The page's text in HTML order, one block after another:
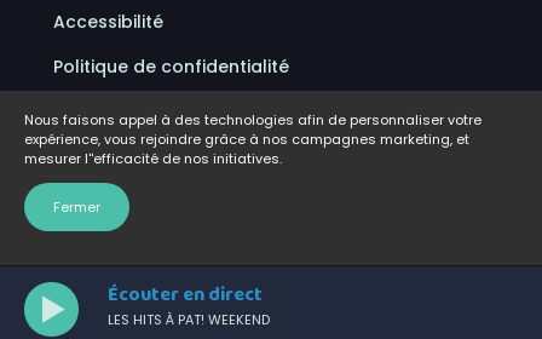
Écouter en direct
LES HITS À PAT! WEEKEND
Accessibilité
Politique de confidentialité
Conditions d'utilisation
FAQ
Emplois
Nous faisons appel à des technologies afin de personnaliser votre
expérience, vous rejoindre grâce à nos campagnes marketing, et
mesurer l''efficacité de nos initiatives.
Fermer